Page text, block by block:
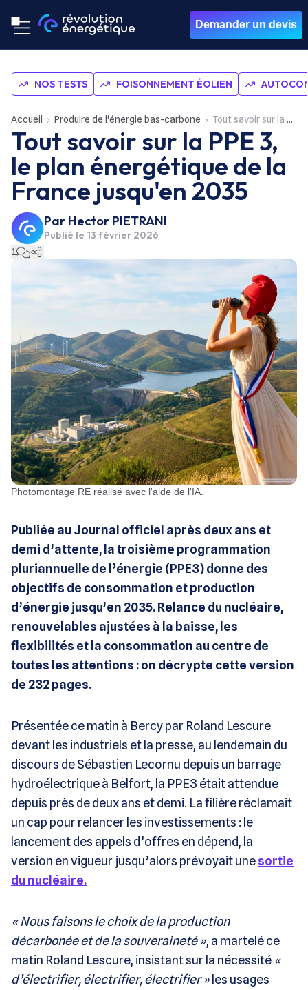
Demander un devis
NOS TESTS FOISONNEMENT ÉOLIEN
Accueil Produire de l'énergie bas-carbone Tout savoir sur la PPE 3, le plan énergétique de la France jusqu'en 2035
Tout savoir sur la PPE 3,
le plan énergétique de la
France jusqu'en 2035
Par Hector PIETRANI
Publié le 13 février 2026
1
Photomontage RE réalisé avec l'aide de l'IA.
Publiée au Journal officiel après deux ans et
demi d’attente, la troisième programmation
pluriannuelle de l’énergie (PPE3) donne des
objectifs de consommation et production
d’énergie jusqu’en 2035. Relance du nucléaire,
renouvelables ajustées à la baisse, les
flexibilités et la consommation au centre de
toutes les attentions : on décrypte cette version
de 232 pages.
Présentée ce matin à Bercy par Roland Lescure
devant les industriels et la presse, au lendemain du
discours de Sébastien Lecornu depuis un barrage
hydroélectrique à Belfort, la PPE3 était attendue
depuis près de deux ans et demi. La filière réclamait
un cap pour relancer les investissements : le
lancement des appels d’offres en dépend, la
version en vigueur jusqu’alors prévoyait unesortie
du nucléaire.
« Nous faisons le choix de la production
décarbonée et de la souveraineté », a martelé ce
matin Roland Lescure, insistant sur la nécessité «
d’électrifier, électrifier, électrifier »les usages